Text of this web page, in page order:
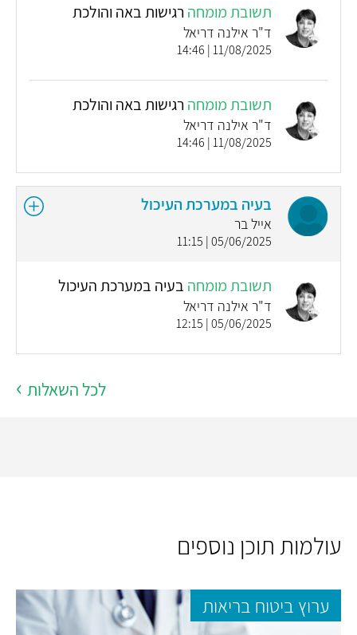
תשובת מומחה רגישות באה והולכת
ד"ר אילנה דריאל
11/08/2025 | 14:46
תשובת מומחה רגישות באה והולכת
ד"ר אילנה דריאל
11/08/2025 | 14:46
בעיה במערכת העיכול
אייל בר
05/06/2025 | 11:15
תשובת מומחה בעיה במערכת העיכול
ד"ר אילנה דריאל
05/06/2025 | 12:15
לכל השאלות
עולמות תוכן נוספים
ערוץ ביטוח בריאות